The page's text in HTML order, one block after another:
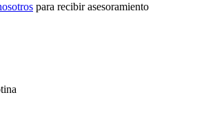
para recibir asesoramiento